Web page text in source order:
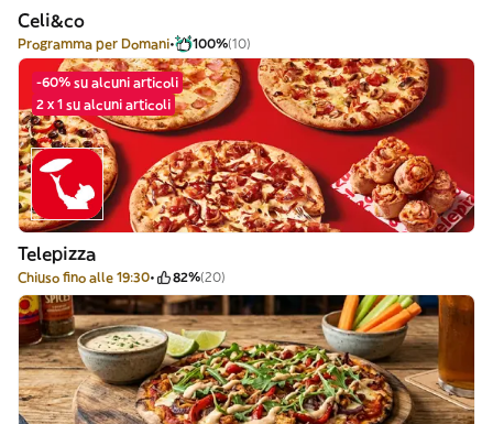
Celi&co
Programma per Domani 100%(10)
-60% su alcuni articoli
2 x 1 su alcuni articoli
Telepizza
Chiuso fino alle 19:30 82%(20)